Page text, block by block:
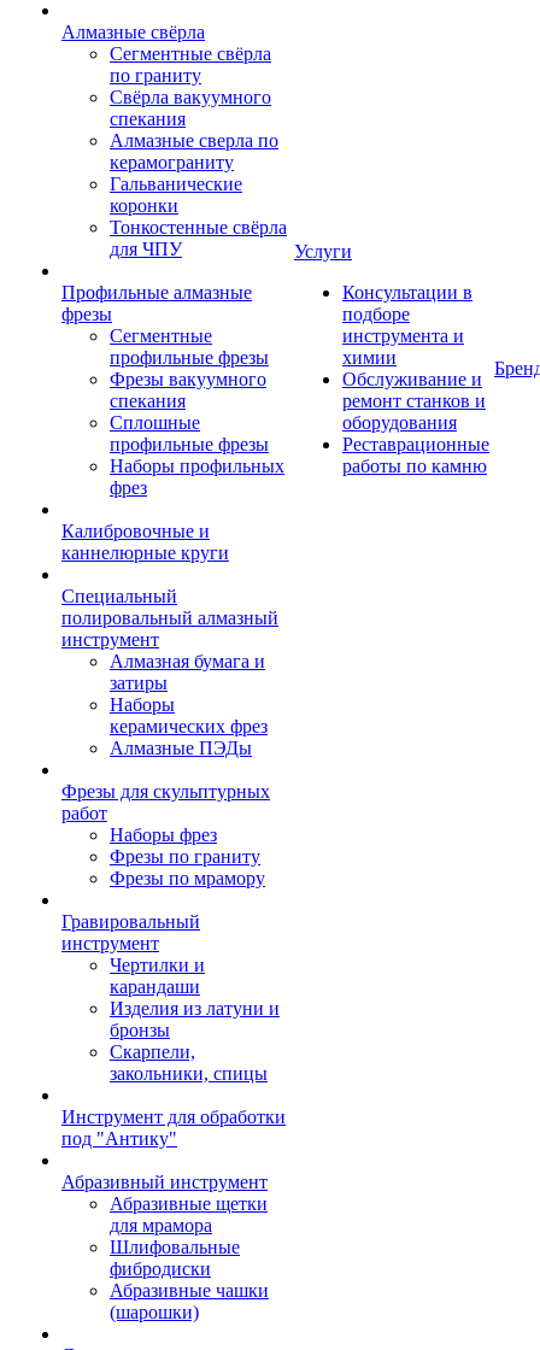
Алмазные свёрла
Сегментные свёрла
по граниту
Свёрла вакуумного
спекания
Алмазные сверла по
керамограниту
Гальванические
коронки
Тонкостенные свёрла
для ЧПУ
Профильные алмазные
фрезы
Сегментные
профильные фрезы
Фрезы вакуумного
спекания
Сплошные
профильные фрезы
Наборы профильных
фрез
Калибровочные и
каннелюрные круги
Специальный
полировальный алмазный
инструмент
Алмазная бумага и
затиры
Наборы
керамических фрез
Алмазные ПЭДы
Фрезы для скульптурных
работ
Наборы фрез
Фрезы по граниту
Фрезы по мрамору
Гравировальный
инструмент
Чертилки и
карандаши
Изделия из латуни и
бронзы
Скарпели,
закольники, спицы
Инструмент для обработки
под "Антику"
Абразивный инструмент
Абразивные щетки
для мрамора
Шлифовальные
фибродиски
Абразивные чашки
(шарошки)
Услуги
Консультации в
подборе
инструмента и
химии
Обслуживание и
ремонт станков и
оборудования
Реставрационные
работы по камню